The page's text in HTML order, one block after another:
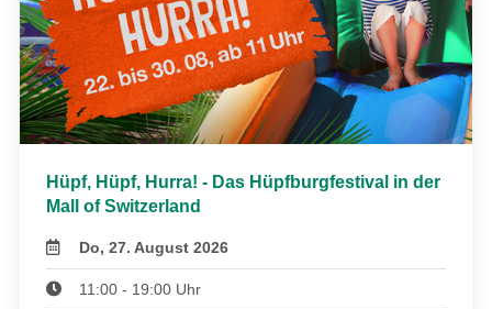
Hüpf, Hüpf, Hurra! - Das Hüpfburgfestival in der
Mall of Switzerland
Do, 27. August 2026
11:00 - 19:00 Uhr